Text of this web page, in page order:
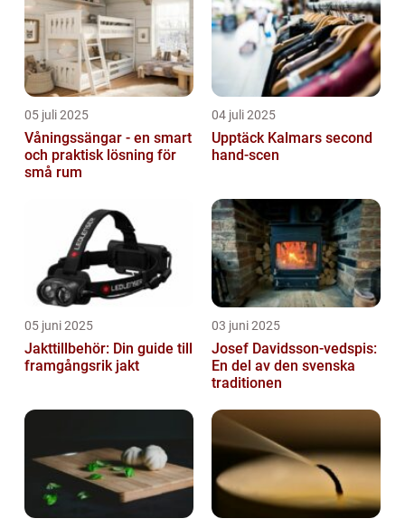
05 juli 2025
Våningssängar - en smart
och praktisk lösning för
små rum
04 juli 2025
Upptäck Kalmars second
hand-scen
05 juni 2025
Jakttillbehör: Din guide till
framgångsrik jakt
03 juni 2025
Josef Davidsson-vedspis:
En del av den svenska
traditionen